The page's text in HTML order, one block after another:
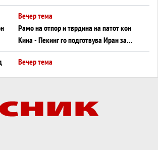
во Суец најавува глобален енергетски
инфаркт?
Вечер тема
Рамо на отпор и тврдина на патот кон
Кина - Пекинг го подготвува Иран за
американска копнена инвазија
Вечер тема
Вечер тема
Трамп тврди дека повторно „разговара“